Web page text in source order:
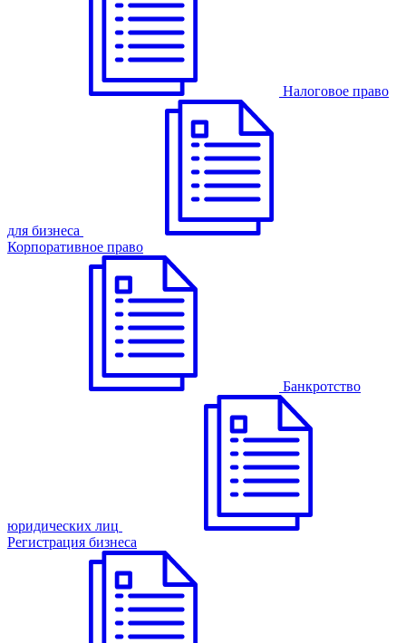
Налоговое право
для бизнеса
Корпоративное право
Банкротство
юридических лиц
Регистрация бизнеса